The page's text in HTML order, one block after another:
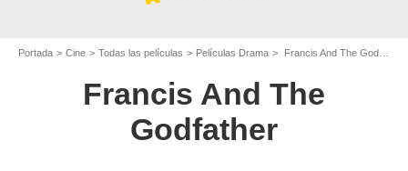
Portada Cine Todas las películas Películas Drama Francis And The Godfather
Francis And The
Godfather